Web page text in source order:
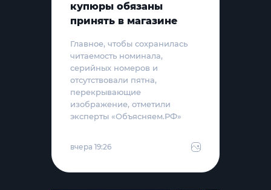
купюры обязаны
принять в магазине
Главное, чтобы сохранилась
читаемость номинала,
серийных номеров и
отсутствовали пятна,
перекрывающие
изображение, отметили
эксперты «Объясняем.РФ»
вчера 19:26